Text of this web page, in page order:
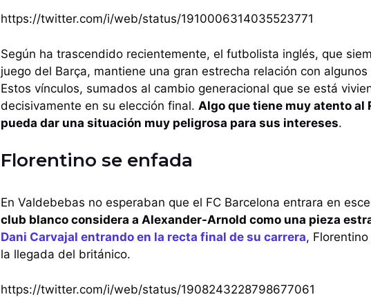
https://twitter.com/i/web/status/1910006314035523771
Según ha trascendido recientemente, el futbolista inglés, que
juego del Barça, mantiene una gran estrecha relación con
Estos vínculos, sumados al cambio generacional que se está
decisivamente en su elección final. Algo que tiene muy atento al
pueda dar una situación muy peligrosa para sus intereses.
Florentino se enfada
En Valdebebas no esperaban que el FC Barcelona entrara en
club blanco considera a Alexander-Arnold como una pieza
Dani Carvajal entrando en la recta final de su carrera,
la llegada del británico.
https://twitter.com/i/web/status/1908243228798677061